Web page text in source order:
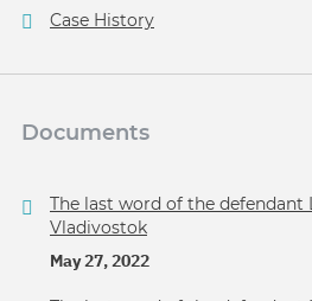
Case History
Documents
The last word of the defendant
Vladivostok
May 27, 2022